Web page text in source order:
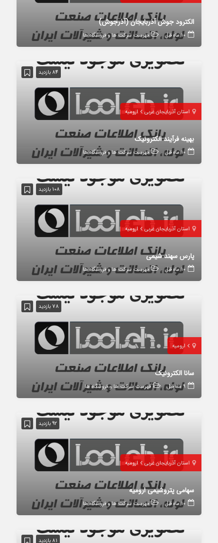
الکترود جوش آذربایجان (آذرجوش)
10 ماه قبل فهرست شرکت ها و فروشگاه ها
84 بازدید
استان آذربایجان غربی ارومیه
بهینه فرآیند الکترونیک
10 ماه قبل فهرست شرکت ها و فروشگاه ها
108 بازدید
استان آذربایجان غربی ارومیه
پارس سهند شیمی
10 ماه قبل فهرست شرکت ها و فروشگاه ها
78 بازدید
ارومیه
سانا الکترونیک
9 ماه قبل فهرست شرکت ها و فروشگاه ها
92 بازدید
استان آذربایجان غربی ارومیه
سهامی پتروشیمی ارومیه
10 ماه قبل فهرست شرکت ها و فروشگاه ها
81 بازدید